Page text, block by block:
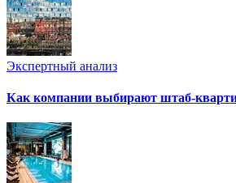
Экспертный анализ
Как компании выбирают штаб-